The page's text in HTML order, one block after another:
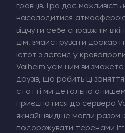
гравців. Гра дає можливість
насолодитися атмосферою
відчути себе справжнім
дім, змайструвати дракар і
істот з легенд у
Valheim усім цим ви зможете
друзів, що робить ці
статті ми детально
приєднатися до сервера
якнайшвидше могли разом
подорожувати теренами